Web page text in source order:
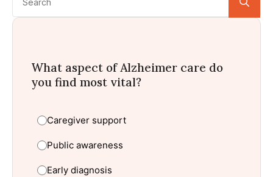
What aspect of Alzheimer care do
you find most vital?
Caregiver support
Public awareness
Early diagnosis